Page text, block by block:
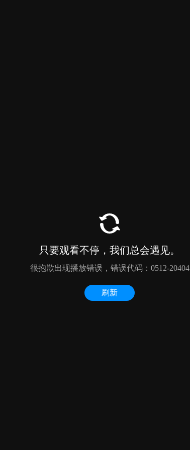
只要观看不停，我们总会遇见。
很抱歉出现播放错误，错误代码：0512-20404
刷新